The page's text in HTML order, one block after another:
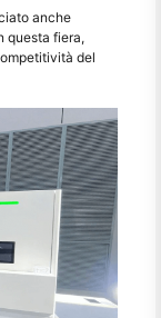
anche
questa fiera,
del